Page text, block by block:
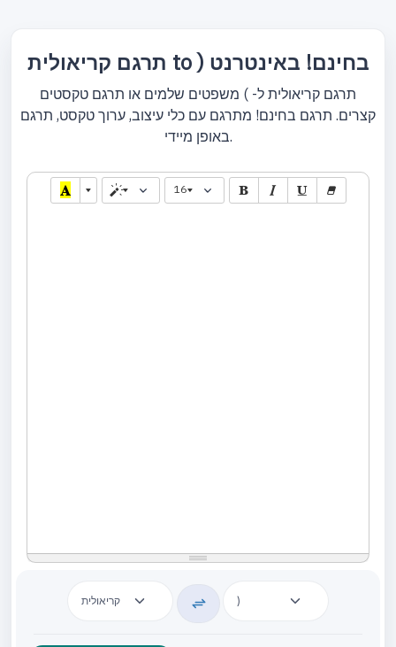
תרגם קריאולית to ) בחינם! באינטרנט
תרגם קריאולית ל- ) משפטים שלמים או תרגם טקסטים
קצרים. תרגם בחינם! מתרגם עם כלי עיצוב, ערוך טקסט, תרגם
באופן מיידי.
16